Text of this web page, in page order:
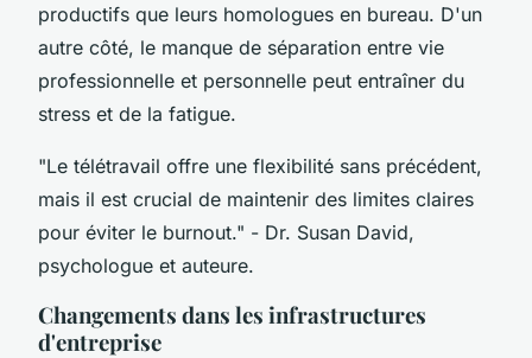
productifs que leurs homologues en bureau. D'un
autre côté, le manque de séparation entre vie
professionnelle et personnelle peut entraîner du
stress et de la fatigue.
"Le télétravail offre une flexibilité sans précédent,
mais il est crucial de maintenir des limites claires
pour éviter le burnout." - Dr. Susan David,
psychologue et auteure.
Changements dans les infrastructures
d'entreprise